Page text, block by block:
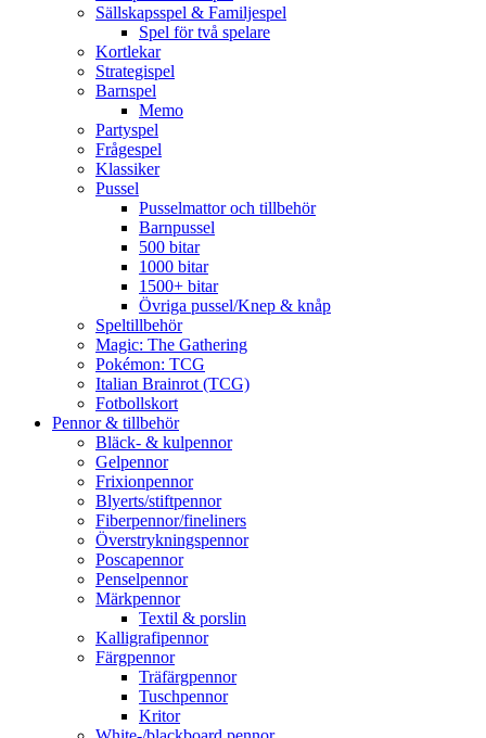
Sällskapsspel & Familjespel
Spel för två spelare
Kortlekar
Strategispel
Barnspel
Memo
Partyspel
Frågespel
Klassiker
Pussel
Pusselmattor och tillbehör
Barnpussel
500 bitar
1000 bitar
1500+ bitar
Övriga pussel/Knep & knåp
Speltillbehör
Magic: The Gathering
Pokémon: TCG
Italian Brainrot (TCG)
Fotbollskort
Pennor & tillbehör
Bläck- & kulpennor
Gelpennor
Frixionpennor
Blyerts/stiftpennor
Fiberpennor/fineliners
Överstrykningspennor
Poscapennor
Penselpennor
Märkpennor
Textil & porslin
Kalligrafipennor
Färgpennor
Träfärgpennor
Tuschpennor
Kritor